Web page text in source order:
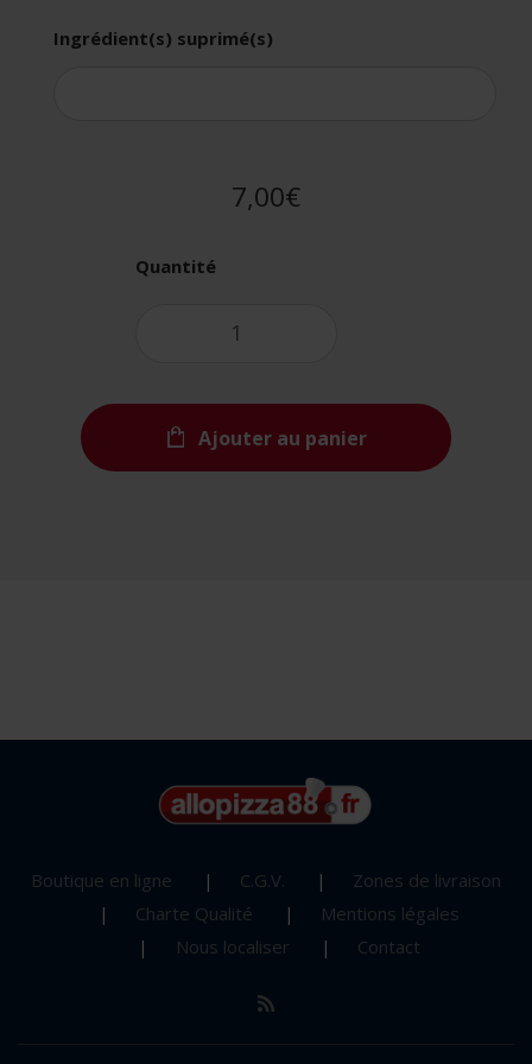
Ingrédient(s) suprimé(s)
7,00€
Quantité
Ajouter au panier
Boutique en ligne C.G.V.
Zones de livraison
Charte Qualité
Mentions légales
Nous localiser
Contact